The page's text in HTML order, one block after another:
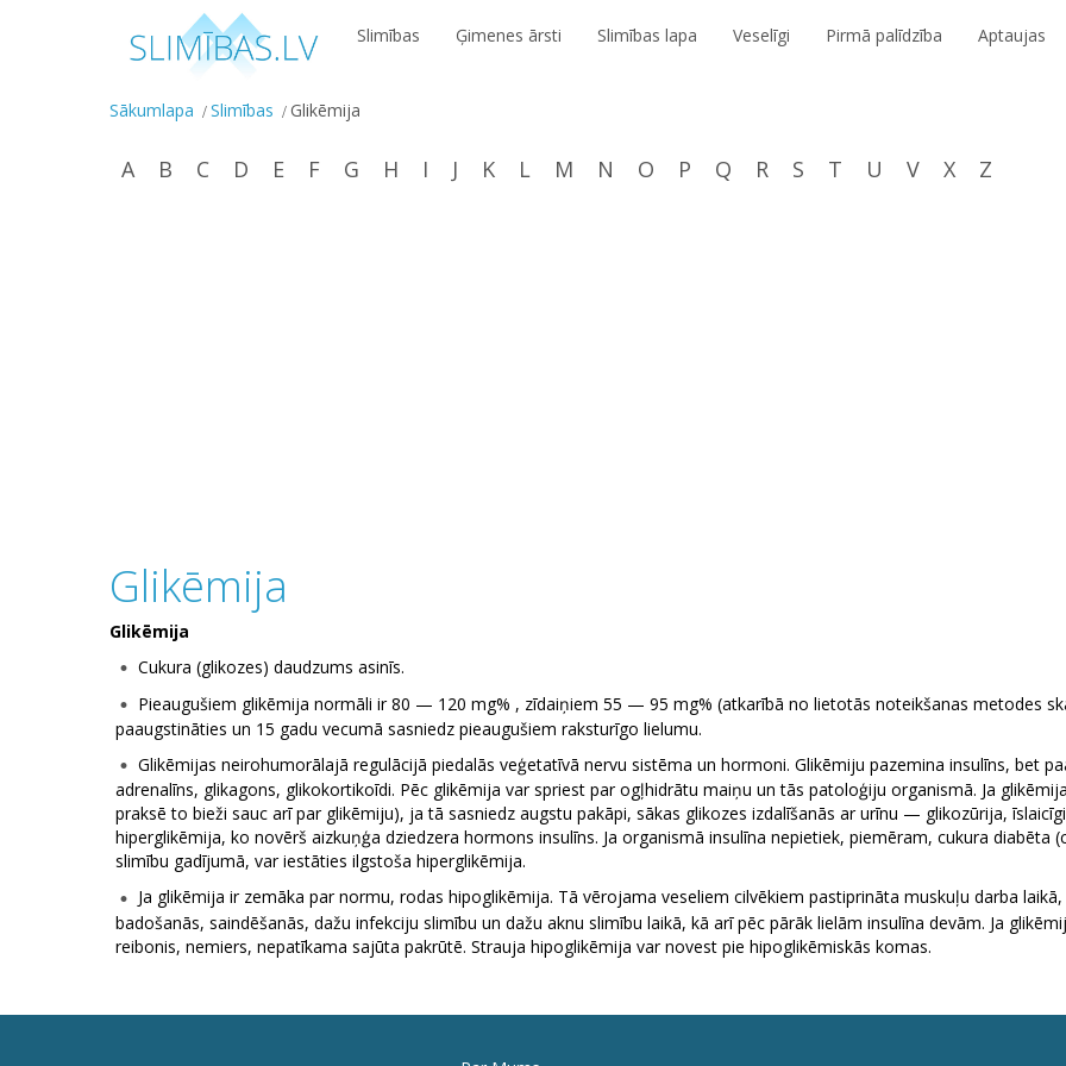
Slimības Ģimenes ārsti Slimības lapa Veselīgi Pirmā palīdzība Aptaujas
Sākumlapa Slimības Glikēmija
A B C D E F G H I J K L M N O P Q R S T U V X Z
Glikēmija
Glikēmija
Cukura (glikozes) daudzums asinīs.
Pieaugušiem glikēmija normāli ir 80 — 120 mg% , zīdaiņiem 55 — 95 mg% (atkarībā no lietotās noteikšanas metodes
paaugstināties un 15 gadu vecumā sasniedz pieaugušiem raksturīgo lielumu.
Glikēmijas neirohumorālajā regulācijā piedalās veģetatīvā nervu sistēma un hormoni. Glikēmiju pazemina insulīns, bet
adrenalīns, glikagons, glikokortikoīdi. Pēc glikēmija var spriest par ogļhidrātu maiņu un tās patoloģiju organismā. Ja
praksē to bieži sauc arī par glikēmiju), ja tā sasniedz augstu pakāpi, sākas glikozes izdalīšanās ar urīnu — glikozūrija,
hiperglikēmija, ko novērš aizkuņģa dziedzera hormons insulīns. Ja organismā insulīna nepietiek, piemēram, cukura diabēta
slimību gadījumā, var iestāties ilgstoša hiperglikēmija.
Ja glikēmija ir zemāka par normu, rodas hipoglikēmija. Tā vērojama veseliem cilvēkiem pastiprināta muskuļu darba
badošanās, saindēšanās, dažu infekciju slimību un dažu aknu slimību laikā, kā arī pēc pārāk lielām insulīna devām. Ja
reibonis, nemiers, nepatīkama sajūta pakrūtē. Strauja hipoglikēmija var novest pie hipoglikēmiskās komas.